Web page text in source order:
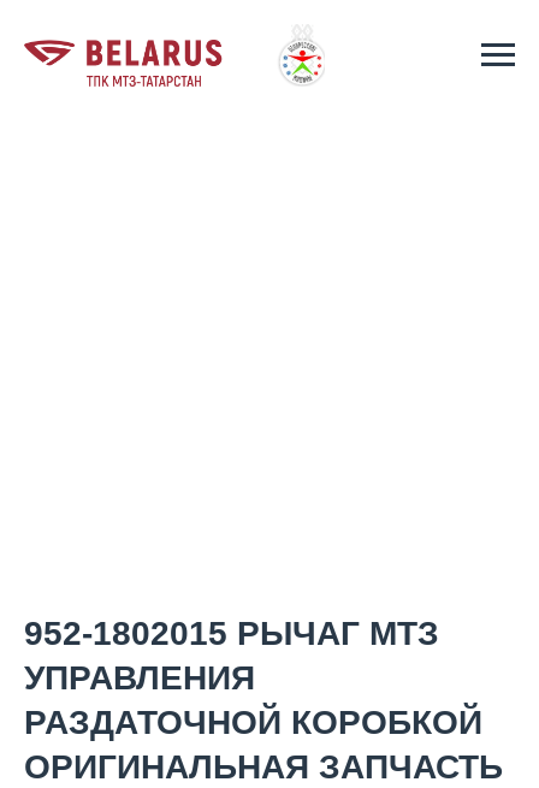
952-1802015 РЫЧАГ МТЗ
УПРАВЛЕНИЯ
РАЗДАТОЧНОЙ КОРОБКОЙ
ОРИГИНАЛЬНАЯ ЗАПЧАСТЬ